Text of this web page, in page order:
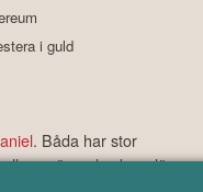
i guld
. Båda har stor
växande skara läsare.